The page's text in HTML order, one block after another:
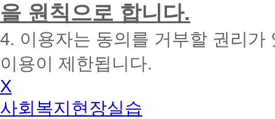
을 원칙으로 합니다.
4. 이용자는 동의를 거부할 권리
이용이 제한됩니다.
X
사회복지현장실습